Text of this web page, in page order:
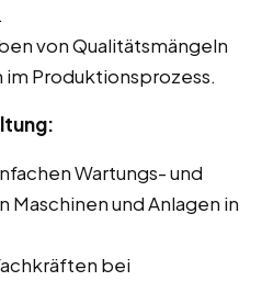
von Qualitätsmängeln
Produktionsprozess.
Wartungs- und
Maschinen und Anlagen in
bei